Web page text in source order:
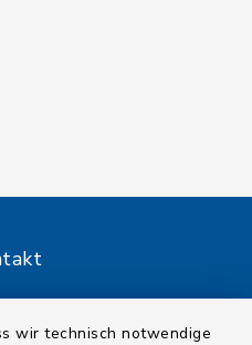
wir technisch notwendige